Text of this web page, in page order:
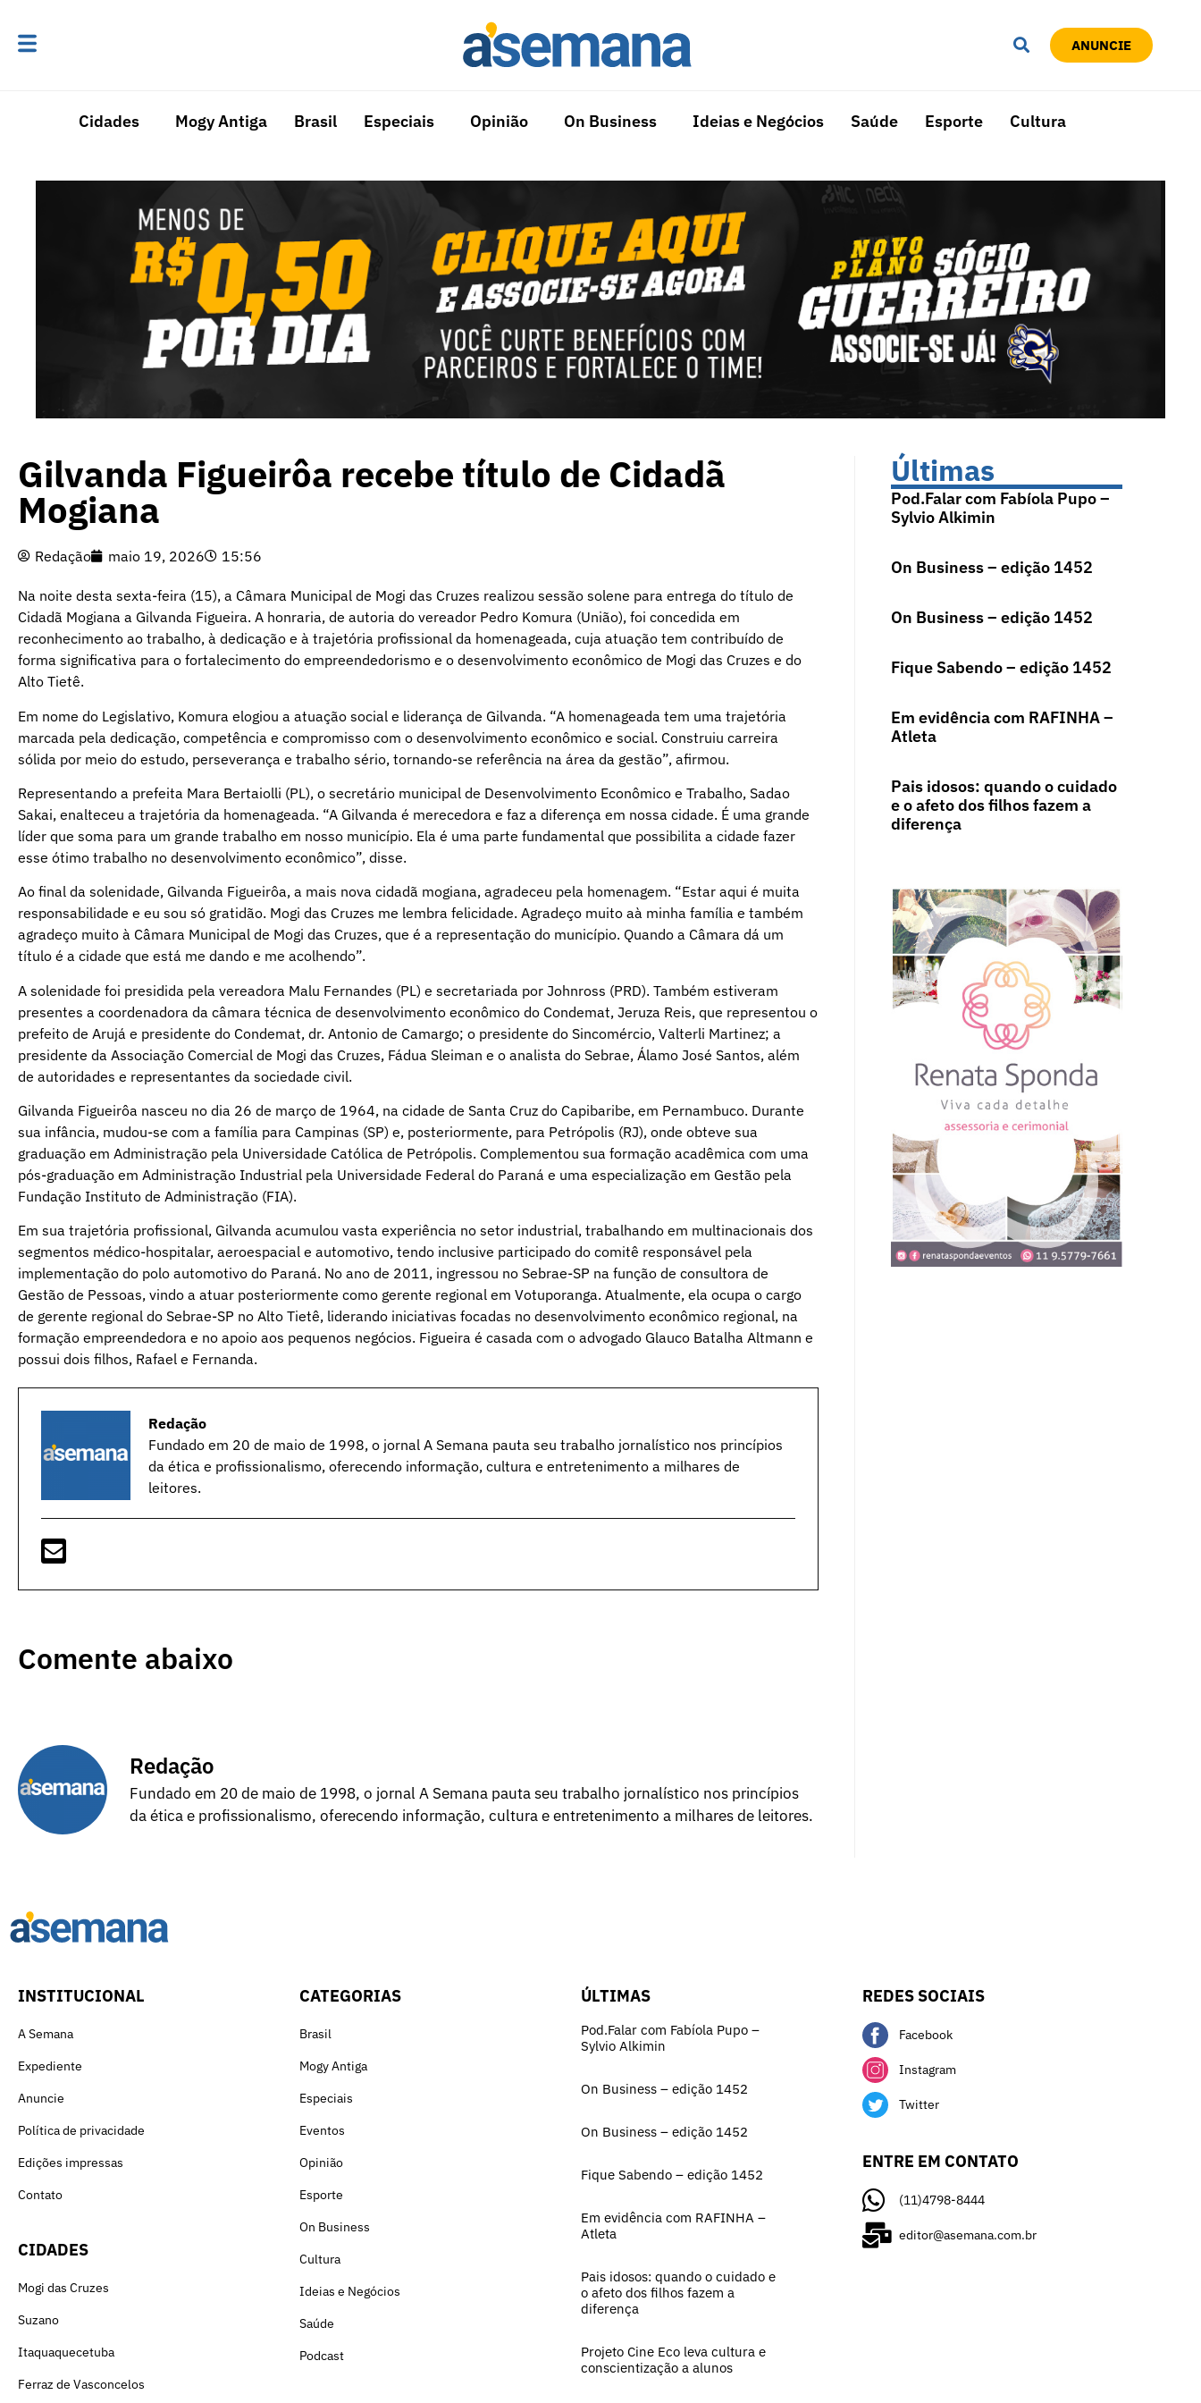
ANUNCIE
Cidades Mogy Antiga Brasil Especiais Opinião On Business Ideias e Negócios Saúde Esporte Cultura
Gilvanda Figueirôa recebe título de Cidadã
Mogiana
Redação maio 19, 2026 15:56
Na noite desta sexta-feira (15), a Câmara Municipal de Mogi das Cruzes realizou sessão solene para entrega do título de
Cidadã Mogiana a Gilvanda Figueira. A honraria, de autoria do vereador Pedro Komura (União), foi concedida em
reconhecimento ao trabalho, à dedicação e à trajetória profissional da homenageada, cuja atuação tem contribuído de
forma significativa para o fortalecimento do empreendedorismo e o desenvolvimento econômico de Mogi das Cruzes e do
Alto Tietê.
Em nome do Legislativo, Komura elogiou a atuação social e liderança de Gilvanda. “A homenageada tem uma trajetória
marcada pela dedicação, competência e compromisso com o desenvolvimento econômico e social. Construiu carreira
sólida por meio do estudo, perseverança e trabalho sério, tornando-se referência na área da gestão”, afirmou.
Representando a prefeita Mara Bertaiolli (PL), o secretário municipal de Desenvolvimento Econômico e Trabalho, Sadao
Sakai, enalteceu a trajetória da homenageada. “A Gilvanda é merecedora e faz a diferença em nossa cidade. É uma grande
líder que soma para um grande trabalho em nosso município. Ela é uma parte fundamental que possibilita a cidade fazer
esse ótimo trabalho no desenvolvimento econômico”, disse.
Ao final da solenidade, Gilvanda Figueirôa, a mais nova cidadã mogiana, agradeceu pela homenagem. “Estar aqui é muita
responsabilidade e eu sou só gratidão. Mogi das Cruzes me lembra felicidade. Agradeço muito aà minha família e também
agradeço muito à Câmara Municipal de Mogi das Cruzes, que é a representação do município. Quando a Câmara dá um
título é a cidade que está me dando e me acolhendo”.
A solenidade foi presidida pela vereadora Malu Fernandes (PL) e secretariada por Johnross (PRD). Também estiveram
presentes a coordenadora da câmara técnica de desenvolvimento econômico do Condemat, Jeruza Reis, que representou o
prefeito de Arujá e presidente do Condemat, dr. Antonio de Camargo; o presidente do Sincomércio, Valterli Martinez; a
presidente da Associação Comercial de Mogi das Cruzes, Fádua Sleiman e o analista do Sebrae, Álamo José Santos, além
de autoridades e representantes da sociedade civil.
Gilvanda Figueirôa nasceu no dia 26 de março de 1964, na cidade de Santa Cruz do Capibaribe, em Pernambuco. Durante
sua infância, mudou-se com a família para Campinas (SP) e, posteriormente, para Petrópolis (RJ), onde obteve sua
graduação em Administração pela Universidade Católica de Petrópolis. Complementou sua formação acadêmica com uma
pós-graduação em Administração Industrial pela Universidade Federal do Paraná e uma especialização em Gestão pela
Fundação Instituto de Administração (FIA).
Em sua trajetória profissional, Gilvanda acumulou vasta experiência no setor industrial, trabalhando em multinacionais dos
segmentos médico-hospitalar, aeroespacial e automotivo, tendo inclusive participado do comitê responsável pela
implementação do polo automotivo do Paraná. No ano de 2011, ingressou no Sebrae-SP na função de consultora de
Gestão de Pessoas, vindo a atuar posteriormente como gerente regional em Votuporanga. Atualmente, ela ocupa o cargo
de gerente regional do Sebrae-SP no Alto Tietê, liderando iniciativas focadas no desenvolvimento econômico regional, na
formação empreendedora e no apoio aos pequenos negócios. Figueira é casada com o advogado Glauco Batalha Altmann e
possui dois filhos, Rafael e Fernanda.
Redação
Fundado em 20 de maio de 1998, o jornal A Semana pauta seu trabalho jornalístico nos princípios
da ética e profissionalismo, oferecendo informação, cultura e entretenimento a milhares de
leitores.
Comente abaixo
Redação
Fundado em 20 de maio de 1998, o jornal A Semana pauta seu trabalho jornalístico nos princípios
da ética e profissionalismo, oferecendo informação, cultura e entretenimento a milhares de leitores.
Últimas
Pod.Falar com Fabíola Pupo –
Sylvio Alkimin
On Business – edição 1452
On Business – edição 1452
Fique Sabendo – edição 1452
Em evidência com RAFINHA –
Atleta
Pais idosos: quando o cuidado
e o afeto dos filhos fazem a
diferença
INSTITUCIONAL
A Semana
Expediente
Anuncie
Política de privacidade
Edições impressas
Contato
CIDADES
Mogi das Cruzes
Suzano
Itaquaquecetuba
Ferraz de Vasconcelos
CATEGORIAS
Brasil
Mogy Antiga
Especiais
Eventos
Opinião
Esporte
On Business
Cultura
Ideias e Negócios
Saúde
Podcast
ÚLTIMAS
Pod.Falar com Fabíola Pupo –
Sylvio Alkimin
On Business – edição 1452
On Business – edição 1452
Fique Sabendo – edição 1452
Em evidência com RAFINHA –
Atleta
Pais idosos: quando o cuidado e
o afeto dos filhos fazem a
diferença
Projeto Cine Eco leva cultura e
conscientização a alunos
REDES SOCIAIS
Facebook
Instagram
Twitter
ENTRE EM CONTATO
(11)4798-8444
editor@asemana.com.br